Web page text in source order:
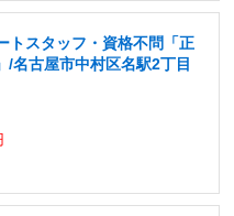
トスタッフ・資格不問「正
名古屋市中村区名駅2丁目